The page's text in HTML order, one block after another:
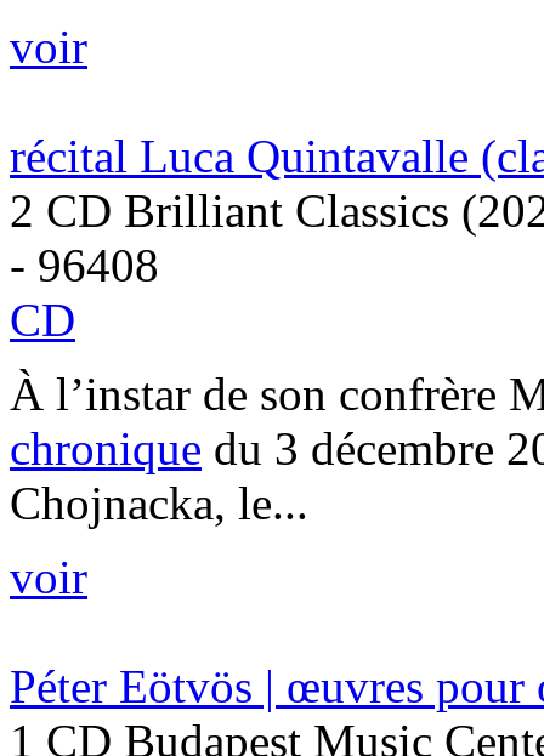
voir
récital Luca Quintavalle
2 CD Brilliant Classics
- 96408
CD
À l’instar de son confrère
chronique du 3 décembre
Chojnacka, le...
voir
Péter Eötvös | œuvres pour
1 CD Budapest Music